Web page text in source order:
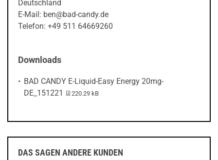
Deutschland
E-Mail: ben@bad-candy.de
Telefon: +49 511 64669260
Downloads
BAD CANDY E-Liquid-Easy Energy 20mg-
DE_151221
PDF-Datei:
220.29 kB
DAS SAGEN ANDERE KUNDEN